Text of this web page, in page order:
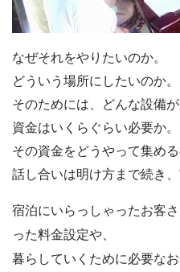
なぜそれをやりたいのか。
どういう場所にしたいのか。
そのためには、どんな設備が
資金はいくらぐらい必要か。
その資金をどうやって集める
話し合いは明け方まで続き
宿泊にいらっしゃったお客
った料金設定や、
暮らしていくために必要なお